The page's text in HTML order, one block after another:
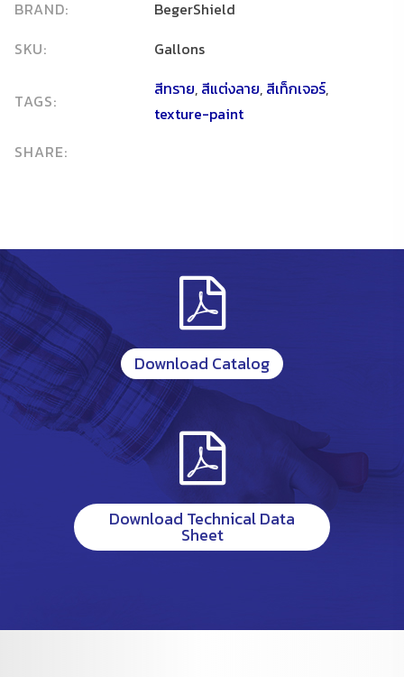
BRAND:
BegerShield
SKU:
Gallons
TAGS:
สีทราย, สีแต่งลาย, สีเท็กเจอร์,
texture-paint
SHARE:
Download Catalog
Download Technical Data
Sheet